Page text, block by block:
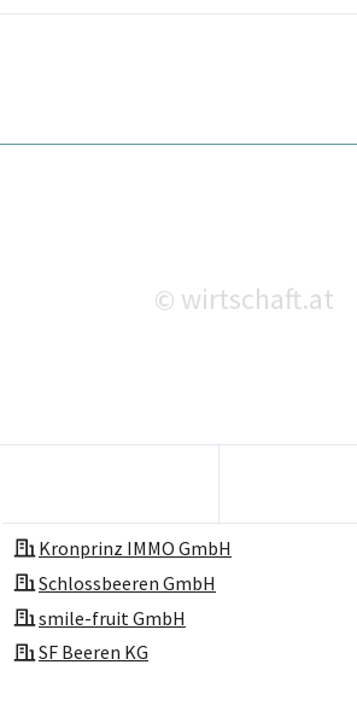
© wirtschaft.at
Kronprinz IMMO GmbH
Schlossbeeren GmbH
smile-fruit GmbH
SF Beeren KG